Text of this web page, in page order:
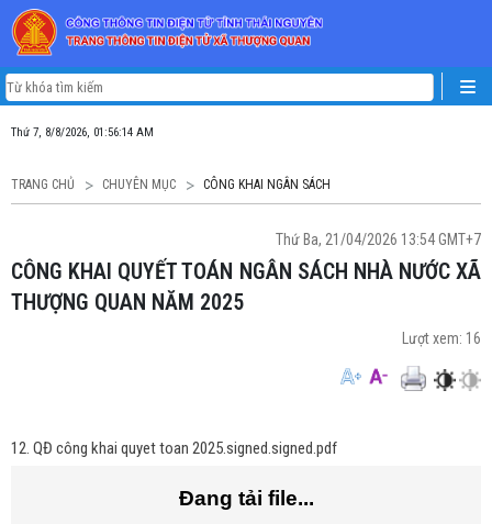
Thứ 7, 8/8/2026, 01:56:14 AM
TRANG CHỦ CHUYÊN MỤC CÔNG KHAI NGÂN SÁCH
Thứ Ba, 21/04/2026 13:54 GMT+7
CÔNG KHAI QUYẾT TOÁN NGÂN SÁCH NHÀ NƯỚC XÃ
THƯỢNG QUAN NĂM 2025
Lượt xem: 16
12. QĐ công khai quyet toan 2025.signed.signed.pdf